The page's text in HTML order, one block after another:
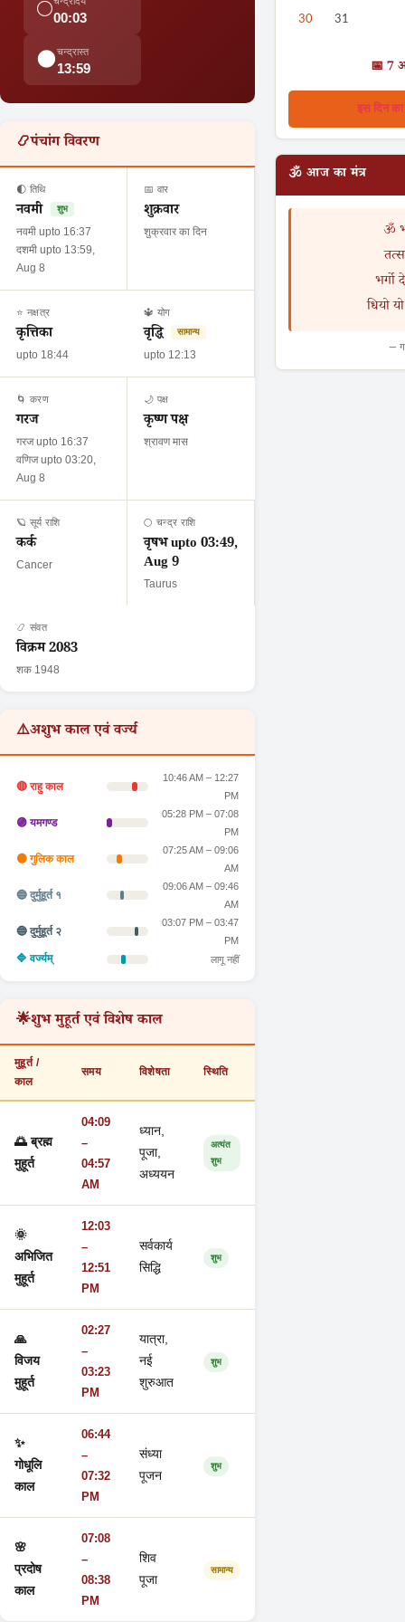
🌕00:03
🌑चन्द्रास्त
13:59
📿पंचांग विवरण
🌓 तिथि
नवमी शुभ
नवमी upto 16:37
दशमी upto 13:59,
Aug 8
📅 वार
शुक्रवार
शुक्रवार का दिन
⭐ नक्षत्र
कृत्तिका
upto 18:44
🔱 योग
वृद्धि सामान्य
upto 12:13
🌀 करण
गरज
गरज upto 16:37
वणिज upto 03:20,
Aug 8
🌙 पक्ष
कृष्ण पक्ष
श्रावण मास
🪐 सूर्य राशि
कर्क
Cancer
🌕 चन्द्र राशि
वृषभ upto 03:49,
Aug 9
Taurus
📿 संवत
विक्रम 2083
शक 1948
⚠️अशुभ काल एवं वर्ज्य
🔴 राहु काल
10:46 AM – 12:27
PM
🟣 यमगण्ड
05:28 PM – 07:08
PM
🟠 गुलिक काल
07:25 AM – 09:06
AM
🔵 दुर्मुहूर्त १
09:06 AM – 09:46
AM
🔵 दुर्मुहूर्त २
03:07 PM – 03:47
PM
🔷 वर्ज्यम् लागू नहीं
🌟शुभ मुहूर्त एवं विशेष काल
मुहूर्त /
काल
समय विशेषता स्थिति
🌅 ब्रह्म
मुहूर्त
04:09
–
04:57
AM
ध्यान,
पूजा,
अध्ययन
अत्यंत
शुभ
🌞
अभिजित
मुहूर्त
12:03
–
12:51
PM
सर्वकार्य
सिद्धि
शुभ
🙏
विजय
मुहूर्त
02:27
–
03:23
PM
यात्रा,
नई
शुरुआत
शुभ
✨
गोधूलि
काल
06:44
–
07:32
PM
संध्या
पूजन
शुभ
🌸
प्रदोष
काल
07:08
–
08:38
PM
शिव
पूजा
सामान्य
30 31
📅 7
इस दिन
🕉️ आज का मंत्र
ॐ
भर्गो
धियो
—